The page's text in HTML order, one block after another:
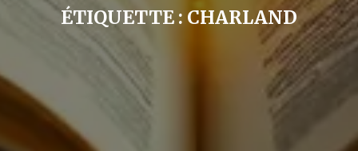
ÉTIQUETTE : CHARLAND